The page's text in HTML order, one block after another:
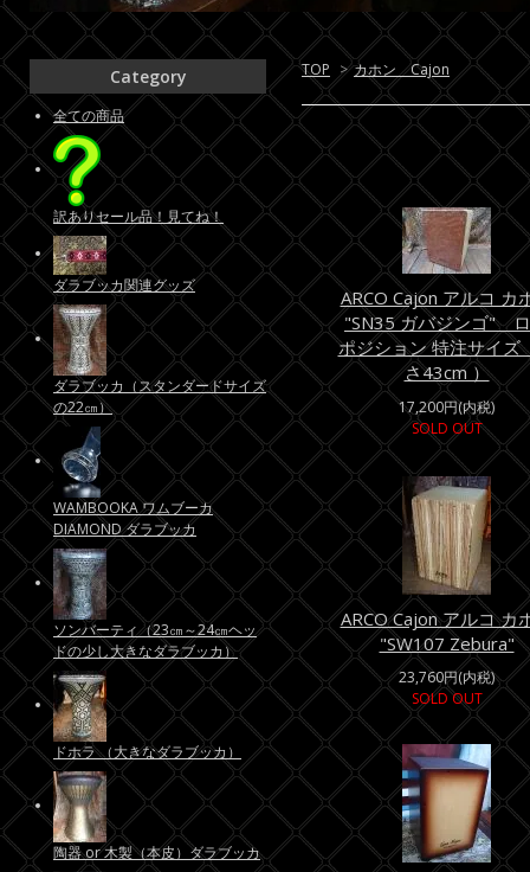
TOP > カホン Cajon
ARCO Cajon アルコ カ
"SN35 ガバジンゴ"
ポジション 特注サイズ
さ43cm ）
17,200円(内税)
SOLD OUT
ARCO Cajon アルコ カ
"SW107 Zebura"
23,760円(内税)
SOLD OUT
Category
全ての商品
訳ありセール品！見てね！
ダラブッカ関連グッズ
ダラブッカ（スタンダードサイズ
の22㎝）
WAMBOOKA ワムブーカ
DIAMOND ダラブッカ
ソンバーティ（23㎝～24㎝ヘッ
ドの少し大きなダラブッカ）
ドホラ （大きなダラブッカ）
陶器 or 木製（本皮）ダラブッカ